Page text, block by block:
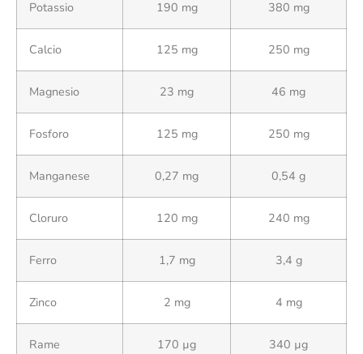
Potassio 190 mg 380 mg
Calcio 125 mg 250 mg
Magnesio 23 mg 46 mg
Fosforo 125 mg 250 mg
Manganese 0,27 mg 0,54 g
Cloruro 120 mg 240 mg
Ferro 1,7 mg 3,4 g
Zinco 2 mg 4 mg
Rame 170 µg 340 µg